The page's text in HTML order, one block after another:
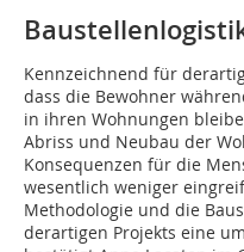
Kennzeichnend für
dass die Bewohner
in ihren Wohnungen
Abriss und Neubau der
Konsequenzen für die
wesentlich weniger
Methodologie und die
derartigen Projekts eine